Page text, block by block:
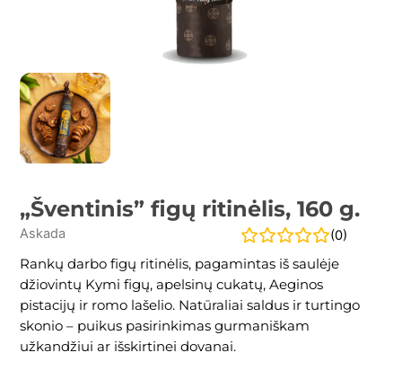
„Šventinis” figų ritinėlis, 160 g.
Askada (0)
Rankų darbo figų ritinėlis, pagamintas iš saulėje
džiovintų Kymi figų, apelsinų cukatų, Aeginos
pistacijų ir romo lašelio. Natūraliai saldus ir turtingo
skonio – puikus pasirinkimas gurmaniškam
užkandžiui ar išskirtinei dovanai.